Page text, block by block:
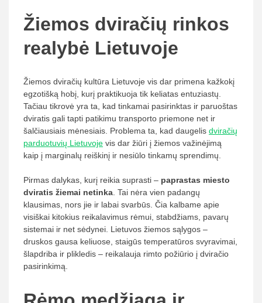
Žiemos dviračių rinkos
realybė Lietuvoje
Žiemos dviračių kultūra Lietuvoje vis dar primena kažkokį
egzotišką hobį, kurį praktikuoja tik keliatas entuziastų.
Tačiau tikrovė yra ta, kad tinkamai pasirinktas ir paruoštas
dviratis gali tapti patikimu transporto priemone net ir
šalčiausiais mėnesiais. Problema ta, kad daugelis dviračių
parduotuvių Lietuvoje vis dar žiūri į žiemos važinėjimą
kaip į marginalų reiškinį ir nesiūlo tinkamų sprendimų.
Pirmas dalykas, kurį reikia suprasti – paprastas miesto
dviratis žiemai netinka . Tai nėra vien padangų
klausimas, nors jie ir labai svarbūs. Čia kalbame apie
visiškai kitokius reikalavimus rėmui, stabdžiams, pavarų
sistemai ir net sėdynei. Lietuvos žiemos sąlygos –
druskos gausa keliuose, staigūs temperatūros svyravimai,
šlapdriba ir plikledis – reikalauja rimto požiūrio į dviračio
pasirinkimą.